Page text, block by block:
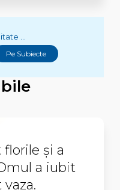
...
Pe Subiecte
şi a
a iubit